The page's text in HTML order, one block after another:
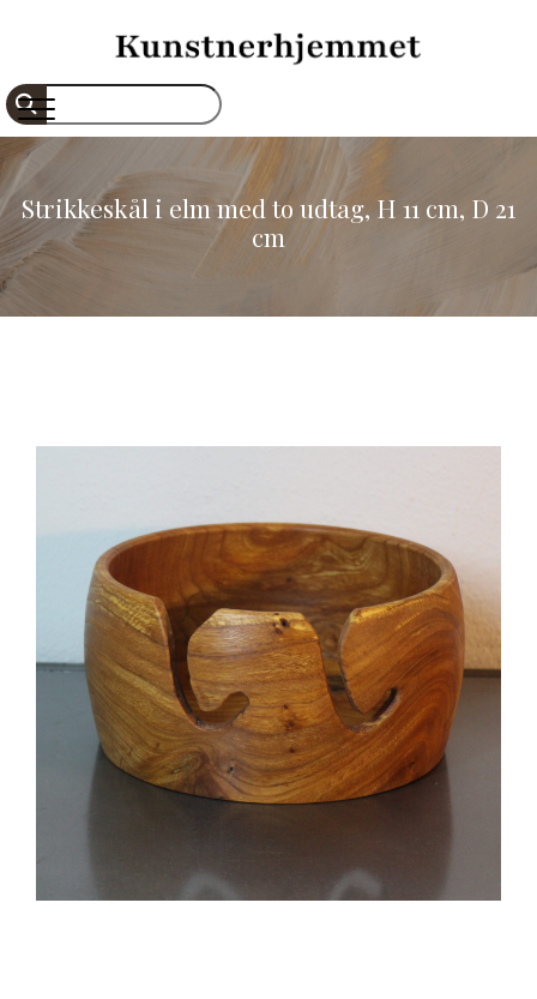
Søg
Strikkeskål i elm med to udtag, H 11 cm, D 21
cm